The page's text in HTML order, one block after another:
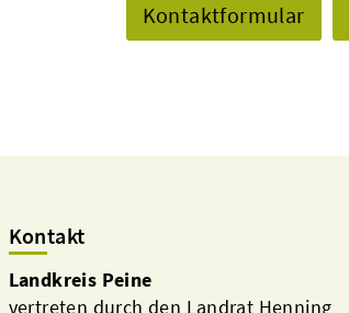
Kontaktformular
Kontakt
Landkreis Peine
vertreten durch den Landrat Henning